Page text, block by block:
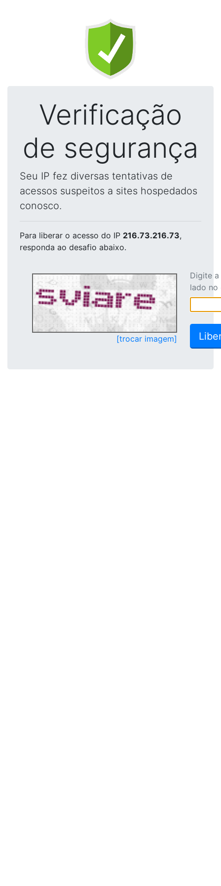
Verificação
de segurança
Seu IP fez diversas tentativas de
acessos suspeitos a sites hospedados
conosco.
Para liberar o acesso do IP 216.73.216.73,
responda ao desafio abaixo.
[trocar imagem]
Digite
lado no